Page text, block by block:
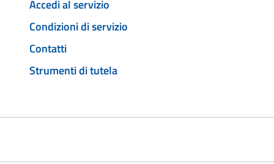
Accedi al servizio
Condizioni di servizio
Contatti
Strumenti di tutela